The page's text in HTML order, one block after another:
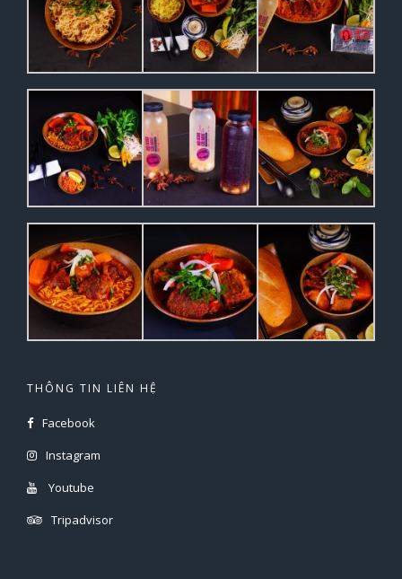
THÔNG TIN LIÊN HỆ
Facebook
Instagram
Youtube
Tripadvisor